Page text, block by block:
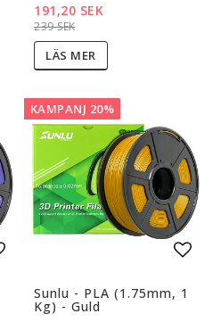
239 SEK
191,20 SEK
LÄS MER
KAMPANJ 20%
Sunlu - PLA (1.75mm, 1
Kg) - Guld